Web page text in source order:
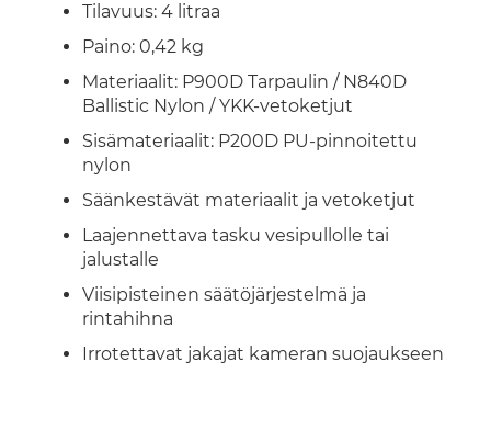
Tilavuus: 4 litraa
Paino: 0,42 kg
Materiaalit: P900D Tarpaulin / N840D
Ballistic Nylon / YKK-vetoketjut
Sisämateriaalit: P200D PU-pinnoitettu
nylon
Säänkestävät materiaalit ja vetoketjut
Laajennettava tasku vesipullolle tai
jalustalle
Viisipisteinen säätöjärjestelmä ja
rintahihna
Irrotettavat jakajat kameran suojaukseen